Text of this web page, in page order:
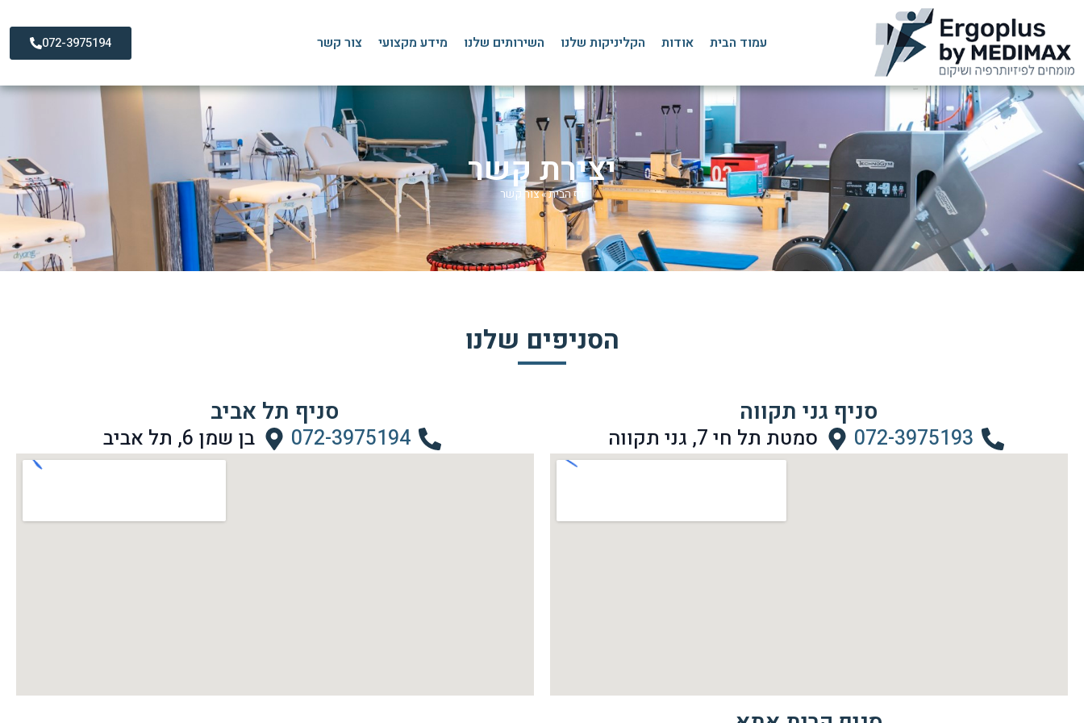
עמוד הבית אודות הקליניקות שלנו השירותים שלנו מידע מקצועי צור קשר 072-3975194
יצירת קשר
דף הבית»צור קשר
הסניפים שלנו
סניף גני תקווה
072-3975193 סמטת תל חי 7, גני תקווה
סניף תל אביב
072-3975194 בן שמן 6, תל אביב